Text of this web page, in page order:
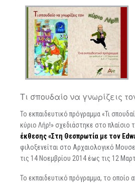
Τι σπουδαίο να γνωρίζεις
Το εκπαιδευτικό πρόγραμμα «Τι
κύριο Λήρ!» σχεδιάστηκε στο πλαίσιο
έκθεσης «Στη Θεσπρωτία με τον
φιλοξενείται στο Αρχαιολογικό
τις 14 Νοεμβρίου 2014 έως τις 12
Το εκπαιδευτικό πρόγραμμα, το οποίο